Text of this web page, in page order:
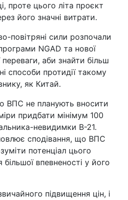
проте цього літа проєкт
його значні витрати.
повітряні сили розпочали
NGAD та нової
переваги, аби знайти більш
способи протидії такому
як Китай.
ВПС не планують вносити
придбати мінімум 100
невидимки B-21.
сподівання, що ВПС
потенціал цього
більшої впевненості у його
підвищення цін, і